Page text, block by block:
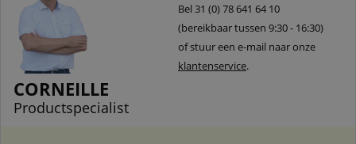
CORNEILLE
Productspecialist
Bel 31 (0) 78 641 64 10
(bereikbaar tussen 9:30 - 16:30)
of stuur een e-mail naar onze
klantenservice.